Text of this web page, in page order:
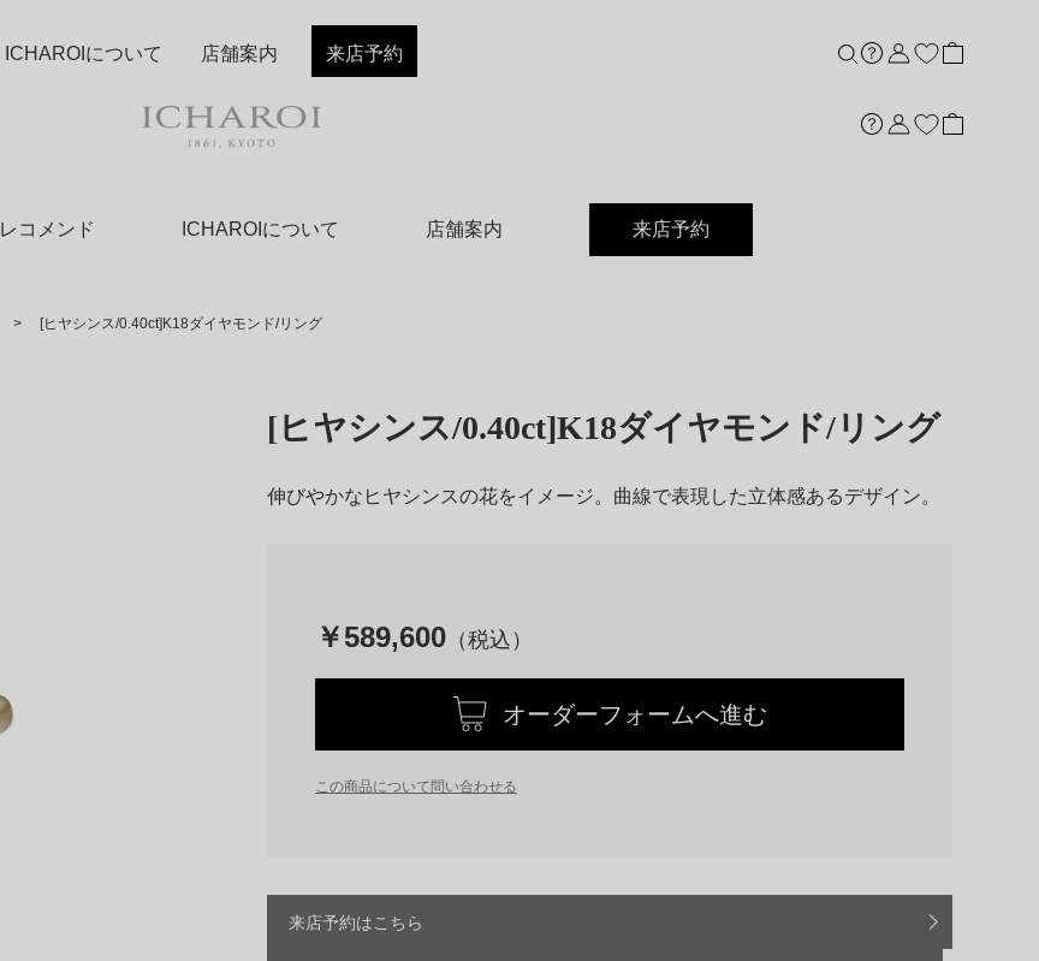
レコメンド ICHAROIについて 店舗案内 来店予約
ICHAROIについて 店舗案内 来店予約
> [ヒヤシンス/0.40ct]K18ダイヤモンド/リング
[ヒヤシンス/0.40ct]K18ダイヤモンド/リング
伸びやかなヒヤシンスの花をイメージ。曲線で表現した立体感あるデザイン。
￥589,600
オーダーフォームへ進む
この商品について問い合わせる
来店予約はこちら